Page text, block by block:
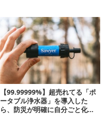
【99.99999%】超売れてる「ポ
ータブル浄水器」を導入した
ら、防災が明確に自分ごと化し